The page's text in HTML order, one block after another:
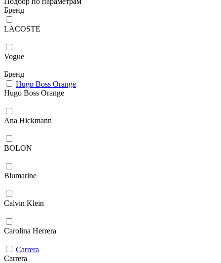
Бренд
LACOSTE
Vogue
Бренд
Hugo Boss Orange
Hugo Boss Orange
Ana Hickmann
BOLON
Blumarine
Calvin Klein
Carolina Herrera
Carrera
Carrera